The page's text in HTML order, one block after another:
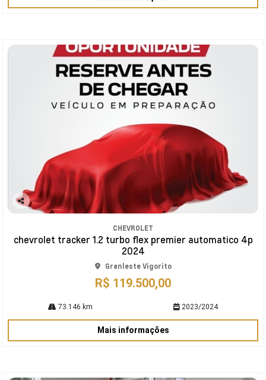
lhe
CHEVROLET
chevrolet tracker 1.2 turbo flex premier automatico 4p
2024
Granleste Vigorito
R$ 119.500,00
73.146 km 2023/2024
Mais informações